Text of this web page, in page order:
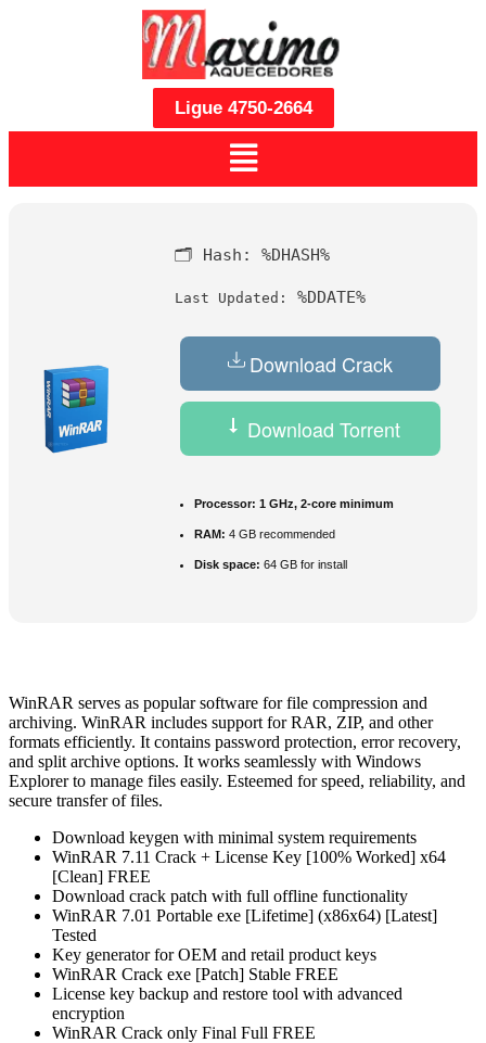
Ligue 4750-2664
🗂 Hash: %DHASH%
Last Updated: %DDATE%
Download Crack
Download Torrent
Processor: 1 GHz, 2-core minimum
RAM: 4 GB recommended
Disk space: 64 GB for install
WinRAR serves as popular software for file compression and
archiving. WinRAR includes support for RAR, ZIP, and other
formats efficiently. It contains password protection, error recovery,
and split archive options. It works seamlessly with Windows
Explorer to manage files easily. Esteemed for speed, reliability, and
secure transfer of files.
Download keygen with minimal system requirements
WinRAR 7.11 Crack + License Key [100% Worked] x64
[Clean] FREE
Download crack patch with full offline functionality
WinRAR 7.01 Portable exe [Lifetime] (x86x64) [Latest]
Tested
Key generator for OEM and retail product keys
WinRAR Crack exe [Patch] Stable FREE
License key backup and restore tool with advanced
encryption
WinRAR Crack only Final Full FREE